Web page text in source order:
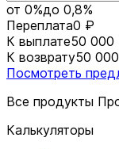
от 0%до 0,8%
Переплата0 ₽
К выплате50 000
К возврату50
Посмотреть
Все продукты
Калькуляторы